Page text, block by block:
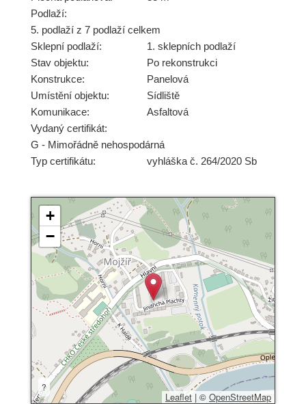
Podlaží:
5. podlaží z 7 podlaží celkem
Sklepní podlaží:
1. sklepních podlaží
Stav objektu:
Po rekonstrukci
Konstrukce:
Panelová
Umístění objektu:
Sídliště
Komunikace:
Asfaltová
Vydaný certifikát:
G - Mimořádně nehospodárná
Typ certifikátu:
vyhláška č. 264/2020 Sb
+
−
?
Leaflet | © OpenStreetMap